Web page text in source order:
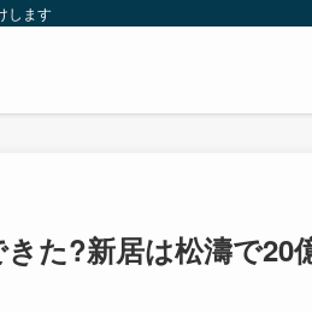
します
た?新居は松濤で20